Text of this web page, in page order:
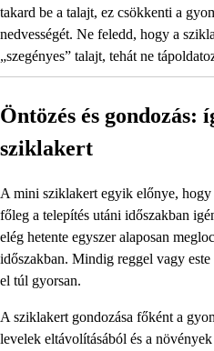
takard be a talajt, ez csökkenti a
nedvességét. Ne feledd, hogy a
„szegényes” talajt, tehát ne
Öntözés és gondozás:
sziklakert
A mini sziklakert egyik előnye,
főleg a telepítés utáni időszakban
elég hetente egyszer alaposan
időszakban. Mindig reggel vagy
el túl gyorsan.
A sziklakert gondozása főként a
levelek eltávolításából és a